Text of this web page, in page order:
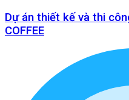
Dự án thiết kế và thi
COFFEE